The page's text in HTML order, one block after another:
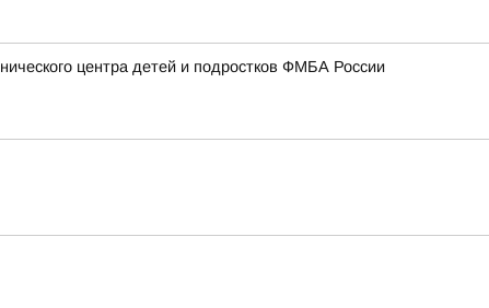
центра детей и подростков ФМБА России